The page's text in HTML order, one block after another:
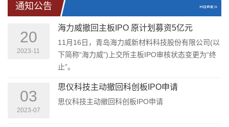
通知公告
20
2023-11
海力威撤回主板IPO 原计划募资5亿元
11月16日，青岛海力威新材料科技股份有限公司(以
下简称“海力威”)上交所主板IPO审核状态变更为“终
止”。
03
2023-07
思仪科技主动撤回科创板IPO申请
思仪科技主动撤回科创板IPO申请